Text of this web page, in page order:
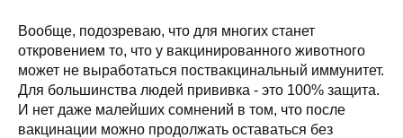
Вообще, подозреваю, что для многих станет
откровением то, что у вакцинированного животного
может не выработаться поствакцинальный иммунитет.
Для большинства людей прививка - это 100% защита.
И нет даже малейших сомнений в том, что после
вакцинации можно продолжать оставаться без